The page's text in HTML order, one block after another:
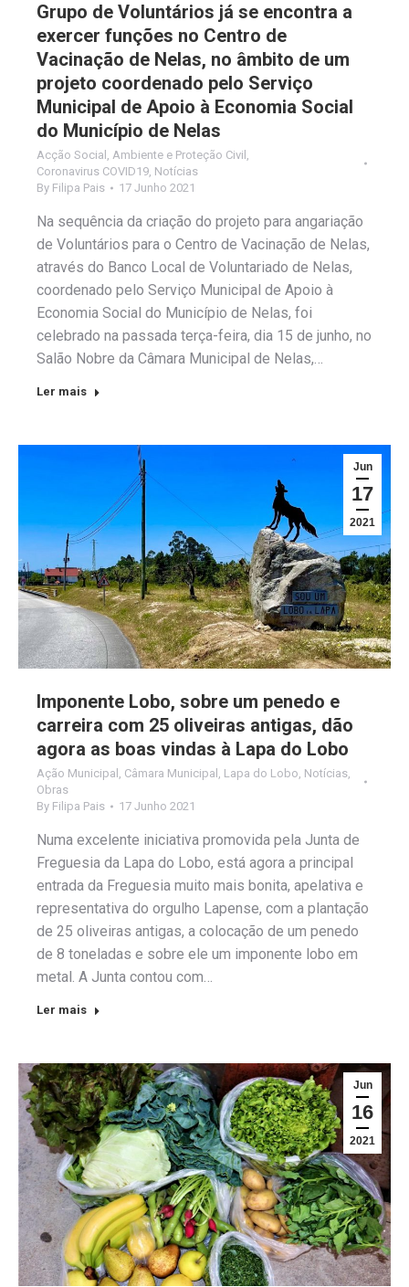
Grupo de Voluntários já se encontra a
exercer funções no Centro de
Vacinação de Nelas, no âmbito de um
projeto coordenado pelo Serviço
Municipal de Apoio à Economia Social
do Município de Nelas
Acção Social , Ambiente e Proteção Civil ,
Coronavirus COVID19, Notícias
By Filipa Pais 17 Junho 2021
Na sequência da criação do projeto para angariação
de Voluntários para o Centro de Vacinação de Nelas,
através do Banco Local de Voluntariado de Nelas,
coordenado pelo Serviço Municipal de Apoio à
Economia Social do Município de Nelas, foi
celebrado na passada terça-feira, dia 15 de junho, no
Salão Nobre da Câmara Municipal de Nelas,…
Ler mais
Jun
17
2021
Imponente Lobo, sobre um penedo e
carreira com 25 oliveiras antigas, dão
agora as boas vindas à Lapa do Lobo
Ação Municipal Câmara Municipal Lapa do Lobo Notícias
Obras
By Filipa Pais 17 Junho 2021
Numa excelente iniciativa promovida pela Junta de
Freguesia da Lapa do Lobo, está agora a principal
entrada da Freguesia muito mais bonita, apelativa e
representativa do orgulho Lapense, com a plantação
de 25 oliveiras antigas, a colocação de um penedo
de 8 toneladas e sobre ele um imponente lobo em
metal. A Junta contou com…
Ler mais
Jun
16
2021